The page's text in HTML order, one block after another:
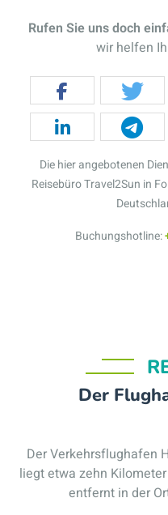
Rufen Sie uns doch
wir helfen
Die hier angebotenen
Reisebüro Travel2Sun in
Buchungshotline:
Der
Der Verkehrsflughafen
liegt etwa zehn
entfernt in der